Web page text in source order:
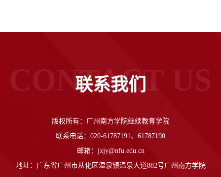
联系我们
CONTACT US
版权所有：广州南方学院继续教育学院
联系电话：020-61787191、61787190
邮箱：jxjy@nfu.edu.cn
地址：广东省广州市从化区温泉镇温泉大道882号广州南方学院